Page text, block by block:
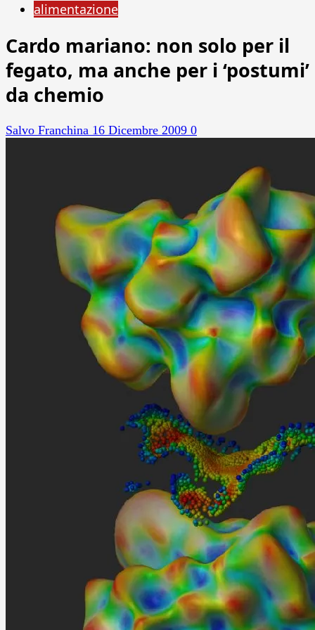
alimentazione
Cardo mariano: non solo per il
fegato, ma anche per i ‘postumi’
da chemio
Salvo Franchina 16 Dicembre 2009 0